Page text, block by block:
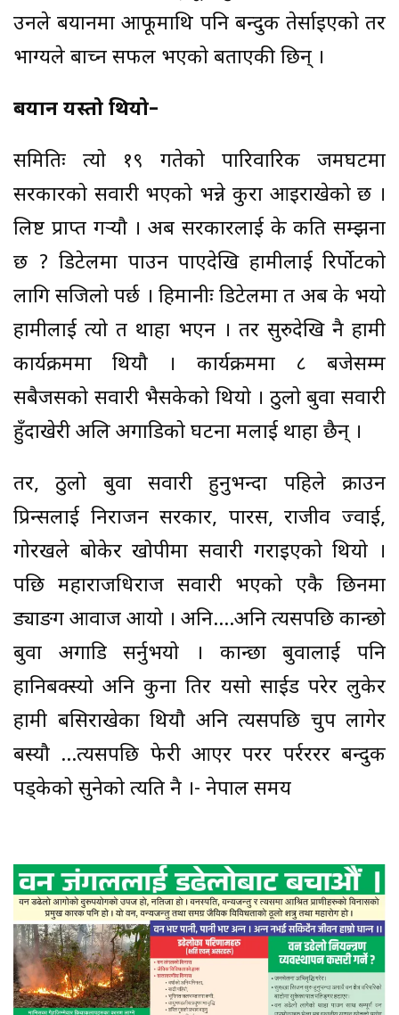
उनले बयानमा आफूमाथि पनि बन्दुक तेर्साइएको तर
भाग्यले बाच्न सफल भएको बताएकी छिन् ।
बयान यस्तो थियो–
समितिः त्यो १९ गतेको पारिवारिक जमघटमा
सरकारको सवारी भएको भन्ने कुरा आइराखेको छ ।
लिष्ट प्राप्त गर्‍यौ । अब सरकारलाई के कति सम्झना
छ ? डिटेलमा पाउन पाएदेखि हामीलाई रिर्पोटको
लागि सजिलो पर्छ । हिमानीः डिटेलमा त अब के भयो
हामीलाई त्यो त थाहा भएन । तर सुरुदेखि नै हामी
कार्यक्रममा थियौ । कार्यक्रममा ८ बजेसम्म
सबैजसको सवारी भैसकेको थियो । ठुलो बुवा सवारी
हुँदाखेरी अलि अगाडिको घटना मलाई थाहा छैन् ।
तर, ठुलो बुवा सवारी हुनुभन्दा पहिले क्राउन
प्रिन्सलाई निराजन सरकार, पारस, राजीव ज्वाई,
गोरखले बोकेर खोपीमा सवारी गराइएको थियो ।
पछि महाराजधिराज सवारी भएको एकै छिनमा
ड्याङग आवाज आयो । अनि….अनि त्यसपछि कान्छो
बुवा अगाडि सर्नुभयो । कान्छा बुवालाई पनि
हानिबक्स्यो अनि कुना तिर यसो साईड परेर लुकेर
हामी बसिराखेका थियौ अनि त्यसपछि चुप लागेर
बस्यौ …त्यसपछि फेरी आएर परर पर्रररर बन्दुक
पड्केको सुनेको त्यति नै ।- नेपाल समय